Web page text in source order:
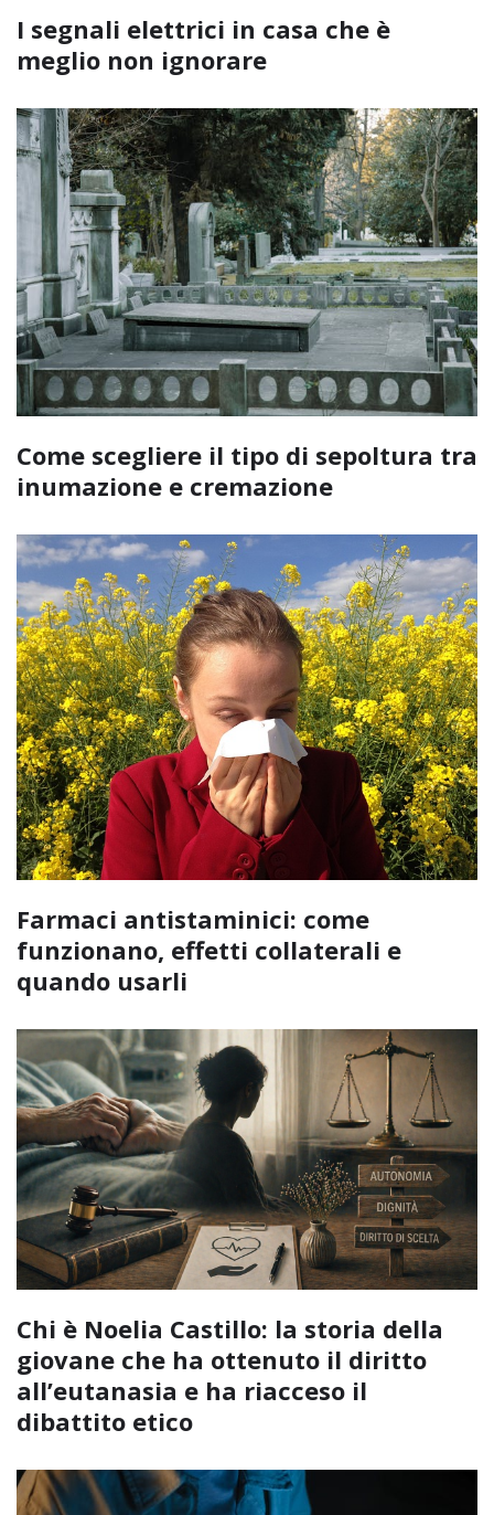
I segnali elettrici in casa che è
meglio non ignorare
Come scegliere il tipo di sepoltura tra
inumazione e cremazione
Farmaci antistaminici: come
funzionano, effetti collaterali e
quando usarli
Chi è Noelia Castillo: la storia della
giovane che ha ottenuto il diritto
all’eutanasia e ha riacceso il
dibattito etico